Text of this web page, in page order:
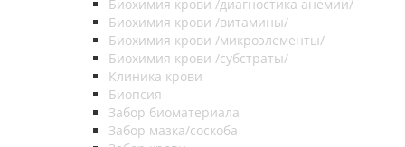
Биохимия крови /диагностика анемии/
Биохимия крови /витамины/
Биохимия крови /микроэлементы/
Биохимия крови /субстраты/
Клиника крови
Биопсия
Забор биоматериала
Забор мазка/соскоба